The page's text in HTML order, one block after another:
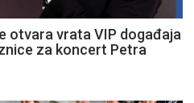
otvara vrata VIP događaja
za koncert Petra